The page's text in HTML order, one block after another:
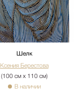
Шелк
Ксения Берестова
(100 см х 110 см)
В наличии